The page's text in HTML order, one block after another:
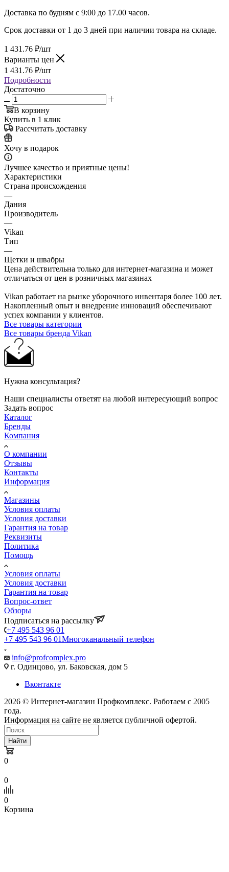
Доставка по будням с 9:00 до 17.00 часов.
Срок доставки от 1 до 3 дней при наличии товара на складе.
1 431.76 ₽/шт
Варианты цен
1 431.76 ₽/шт
Подробности
Достаточно
В корзину
Купить в 1 клик
Рассчитать доставку
Хочу в подарок
Лучшее качество и приятные цены!
Характеристики
Страна происхождения
—
Дания
Производитель
—
Vikan
Тип
—
Щетки и швабры
Цена действительна только для интернет-магазина и может
отличаться от цен в розничных магазинах
Vikan работает на рынке уборочного инвентаря более 100 лет.
Накопленный опыт и внедрение инноваций обеспечивают
успех компании у клиентов.
Все товары категории
Все товары бренда Vikan
Нужна консультация?
Наши специалисты ответят на любой интересующий вопрос
Задать вопрос
Каталог
Бренды
Компания
О компании
Отзывы
Контакты
Информация
Магазины
Условия оплаты
Условия доставки
Гарантия на товар
Реквизиты
Политика
Помощь
Условия оплаты
Условия доставки
Гарантия на товар
Вопрос-ответ
Обзоры
Подписаться на рассылку
+7 495 543 96 01
+7 495 543 96 01Многоканальный телефон
info@profcomplex.pro
г. Одинцово, ул. Баковская, дом 5
Вконтакте
2026 © Интернет-магазин Профкомплекс. Работаем с 2005
года.
Информация на сайте не является публичной офертой.
Найти
0
0
0
Корзина